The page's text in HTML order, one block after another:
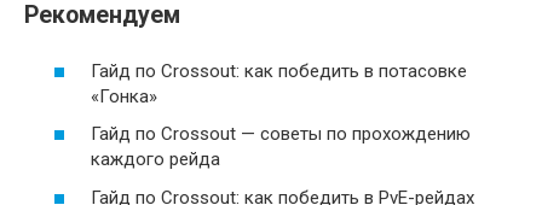
Рекомендуем
Гайд по Crossout: как победить в потасовке
«Гонка»
Гайд по Crossout — советы по прохождению
каждого рейда
Гайд по Crossout: как победить в PvE-рейдах